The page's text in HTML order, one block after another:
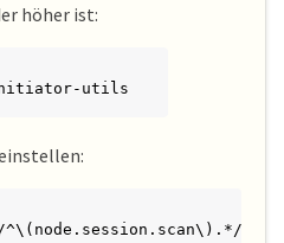
höher ist:
utils
\1